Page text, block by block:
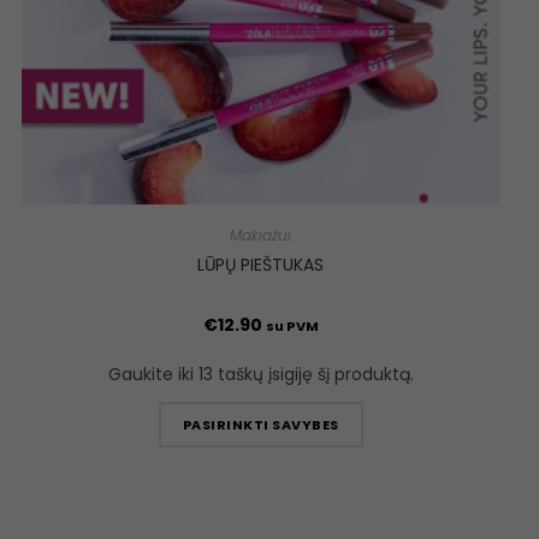
Makiažui
LŪPŲ PIEŠTUKAS
€12.90 su PVM
Gaukite iki 13 taškų įsigiję šį produktą.
PASIRINKTI SAVYBES